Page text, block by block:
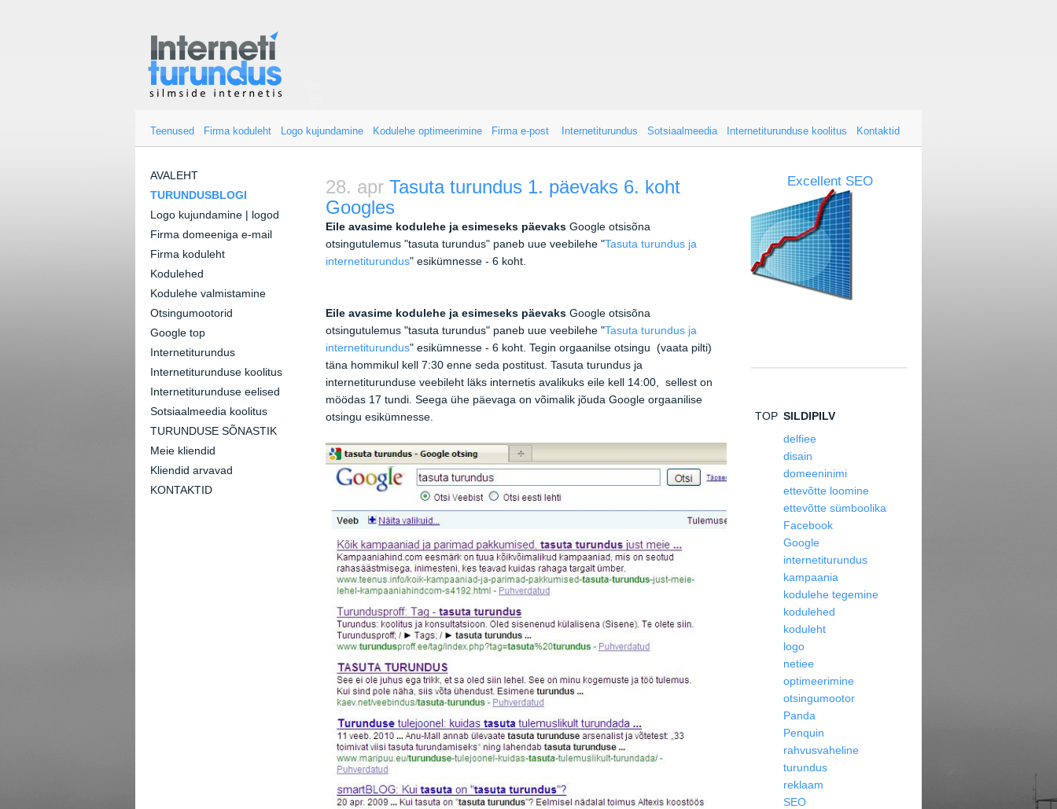
Teenused Firma koduleht Logo kujundamine Kodulehe optimeerimine Firma e-post Internetiturundus Sotsiaalmeedia Internetiturunduse koolitus Kontaktid
AVALEHT
TURUNDUSBLOGI
Logo kujundamine | logod
Firma domeeniga e-mail
Firma koduleht
Kodulehed
Kodulehe valmistamine
Otsingumootorid
Google top
Internetiturundus
Internetiturunduse koolitus
Internetiturunduse eelised
Sotsiaalmeedia koolitus
TURUNDUSE SÕNASTIK
Meie kliendid
Kliendid arvavad
KONTAKTID
28. apr Tasuta turundus 1. päevaks 6. koht
Googles
Eile avasime kodulehe ja esimeseks päevaks Google otsisõna
otsingutulemus "tasuta turundus" paneb uue veebilehe "Tasuta turundus ja
internetiturundus" esikümnesse - 6 koht.
Eile avasime kodulehe ja esimeseks päevaks Google otsisõna
otsingutulemus "tasuta turundus" paneb uue veebilehe "Tasuta turundus ja
internetiturundus" esikümnesse - 6 koht. Tegin orgaanilse otsingu (vaata pilti)
täna hommikul kell 7:30 enne seda postitust. Tasuta turundus ja
internetiturunduse veebileht läks internetis avalikuks eile kell 14:00, sellest on
möödas 17 tundi. Seega ühe päevaga on võimalik jõuda Google orgaanilise
otsingu esikümnesse.
Excellent SEO
TOP SILDIPILV
delfiee
disain
domeeninimi
ettevõtte loomine
ettevõtte sümboolika
Facebook
Google
internetiturundus
kampaania
kodulehe tegemine
kodulehed
koduleht
logo
netiee
optimeerimine
otsingumootor
Panda
Penquin
rahvusvaheline
turundus
reklaam
SEO